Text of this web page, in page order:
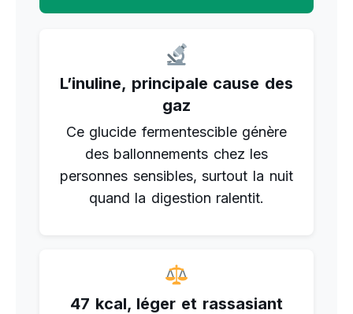
L’inuline, principale cause des
gaz
Ce glucide fermentescible génère
des ballonnements chez les
personnes sensibles, surtout la nuit
quand la digestion ralentit.
47 kcal, léger et rassasiant